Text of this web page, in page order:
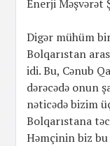
Enerji Məşvərət
Digər mühüm
Bolqarıstan
idi. Bu, Cənub
dərəcədə onun
nəticədə bizim
Bolqarıstana
Həmçinin biz